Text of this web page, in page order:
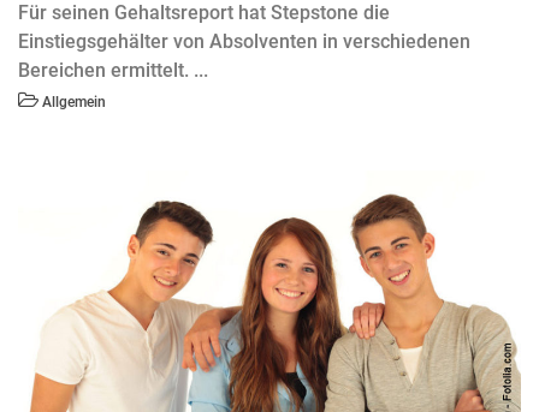
Für seinen Gehaltsreport hat Stepstone die
Einstiegsgehälter von Absolventen in verschiedenen
Bereichen ermittelt. ...
Allgemein